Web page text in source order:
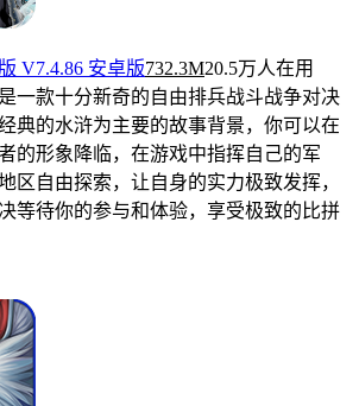
V7.4.86 安卓版732.3M20.5万人在用
一款十分新奇的自由排兵战斗战争对决
典的水浒为主要的故事背景，你可以在
的形象降临，在游戏中指挥自己的军
区自由探索，让自身的实力极致发挥，
等待你的参与和体验，享受极致的比拼